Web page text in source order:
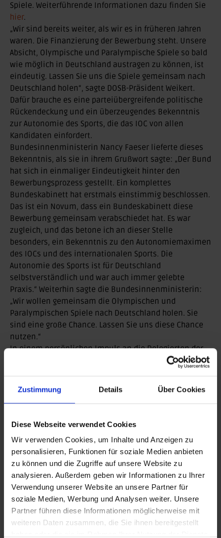
Zustimmung Details Über Cookies
Diese Webseite verwendet Cookies
Wir verwenden Cookies, um Inhalte und Anzeigen zu
personalisieren, Funktionen für soziale Medien anbieten
zu können und die Zugriffe auf unsere Website zu
analysieren. Außerdem geben wir Informationen zu Ihrer
Verwendung unserer Website an unsere Partner für
soziale Medien, Werbung und Analysen weiter. Unsere
Partner führen diese Informationen möglicherweise mit
weiteren Daten zusammen, die Sie ihnen bereitgestellt
Spiele. Weiterführende Informationen dazu finden Sie
hier.
„Wir sind bereits weiter, als wir es in früheren Jahren
waren. Die Finanzierung der Bewerbung steht. Unsere
Absicht, Olympische und Paralympische Spiele so bald
wie möglich in Deutschland austragen zu können, ist
eindeutig. Lassen Sie uns die Spiele gemeinsam nach
Deutschland holen“, sagte DOSB-Präsident Weikert.
Dafür brauche es eine parteiübergreifende politische
Rückendeckung und ein überzeugendes Bekenntnis
zur Autonomie des Sports, die das IOC von allen
Kandidaten einfordert.
Bundesinnenministerin Nancy Faeser lieferte dieses
Bekenntnis, als sie in ihrem Grußwort sagte: „Der Bund
hat sich in einmaliger Eindeutigkeit hinter den
Bewerbungsprozess gestellt. Ein komplettes
Bundeskabinett hat erstmals einstimmig beschlossen.
Das ist ein Novum, dass ein Bundeskabinett diese
Bewerbung gemeinsam verabschiedet hat. Es war
zugleich, und das betone ich an dieser Stelle
besonders, ein Bekenntnis zu den Autonomiemaximen
des IOCs und des internationalen Sports. Die
Autonomie des Sports ist für Deutschland
selbstverständlich und war auch immer gelebte
Praxis.“ Weiterhin sagte die Bundesinnenministerin:
„Wir wollen gemeinsam die Olympischen und
Paralympischen Spiele nach Deutschland holen. Sie
sind eine große Chance. Lassen Sie uns diese Chance
nutzen.“
In einem persönlichen Impuls an die Delegierten der
Laura Ludwig
2016, die Bedeutung einer Olympiabewerbung für den
Sport in Deutschland. „Olympische Spiele sind nicht
Zusammenhalt. Ich wünsche mir Spiele in Deutschland
Projekt kann uns zusammenführen und Berge
versetzen. Sport inspiriert, stärkt, verbindet. Lasst uns
als Gastgeberland Vorbild sein“, sagte die Mutter
zweier Söhne, die ihre Karriere in diesem Jahr beendet
hatte.
Martin Engelhardt als Vizepräsident gewählt
Gewählt wurde in Saarbrücken auch. NachdemOliver
Stegemannim Juni dieses Jahres von seinem Amt als